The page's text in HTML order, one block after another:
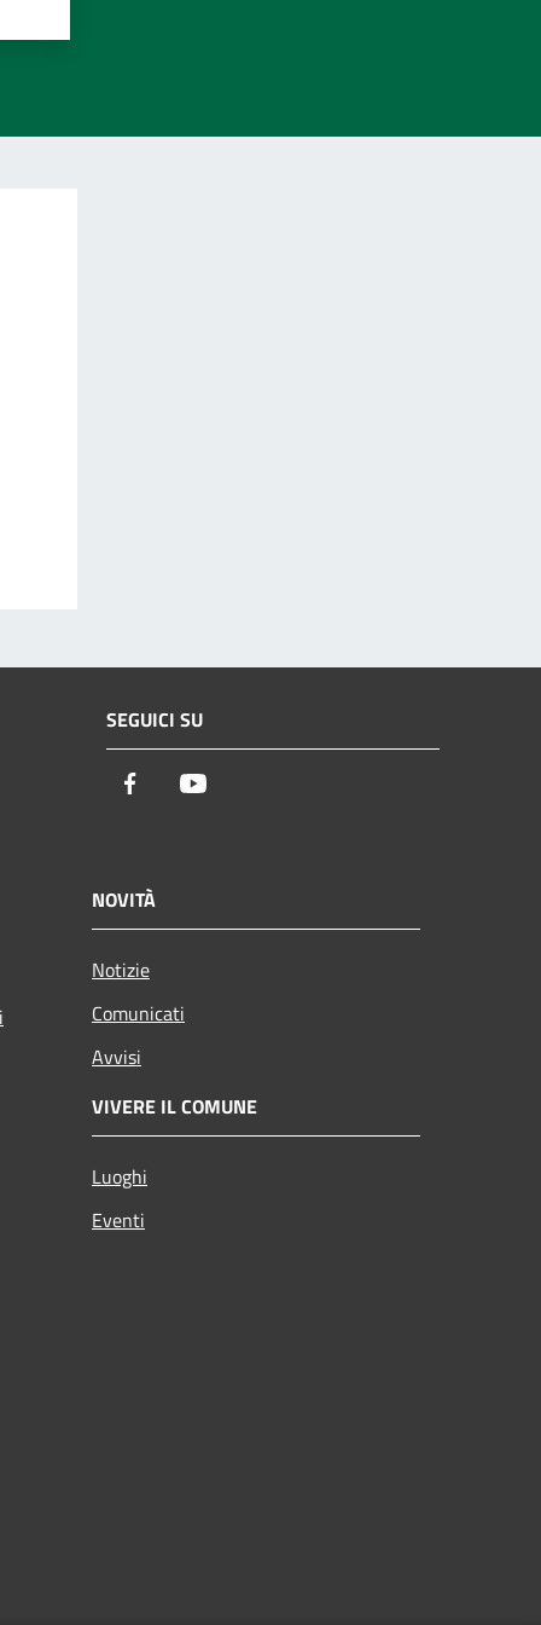
SEGUICI SU
Facebook
NOVITÀ
Notizie
Comunicati
Avvisi
VIVERE IL COMUNE
Luoghi
Eventi